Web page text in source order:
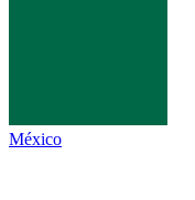
México